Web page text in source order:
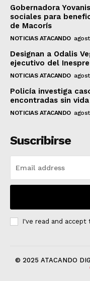
Gobernadora
sociales para
de Macorís
NOTICIAS ATACANDO
Designan a Odalis
ejecutivo del Inespre
NOTICIAS ATACANDO
Policía investiga
encontradas sin
NOTICIAS ATACANDO
Suscribirse
I've read and accept
© 2025 ATACANDO